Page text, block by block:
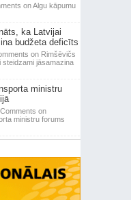
on Algu kāpumu
ka Latvijai
budžeta deficīts
on Rimšēvičs
jāsamazina
ministru
on
ministru forums